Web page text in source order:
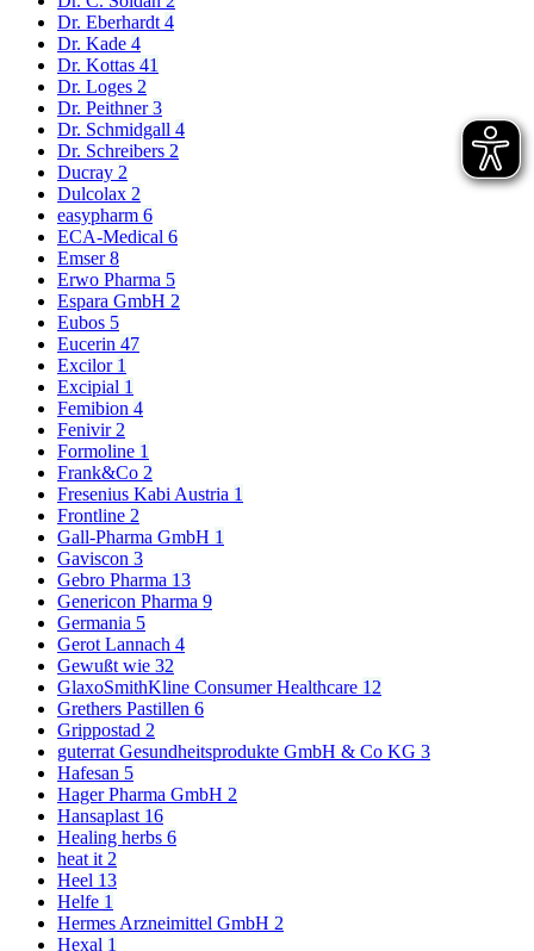
Dr. Eberhardt 4
Dr. Kade 4
Dr. Kottas 41
Dr. Loges 2
Dr. Peithner3
Dr. Schmidgall 4
Dr. Schreibers 2
Ducray 2
Dulcolax 2
easypharm 6
ECA-Medical 6
Emser8
Erwo Pharma 5
Espara GmbH 2
Eubos 5
Eucerin 47
Excilor 1
Excipial 1
Femibion 4
Fenivir 2
Formoline 1
Frank&Co 2
Fresenius Kabi Austria 1
Frontline 2
Gall-Pharma GmbH 1
Gaviscon 3
Gebro Pharma 13
Genericon Pharma 9
Germania 5
Gerot Lannach 4
Gewußt wie 32
GlaxoSmithKline Consumer Healthcare 12
Grethers Pastillen 6
Grippostad 2
guterrat Gesundheitsprodukte GmbH & Co KG 3
Hafesan 5
Hager Pharma GmbH 2
Hansaplast 16
Healing herbs 6
heat it 2
Heel 13
Helfe 1
Hermes Arzneimittel GmbH 2
Hexal 1